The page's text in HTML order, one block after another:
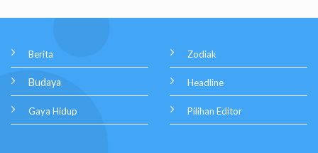
Berita
Budaya
Gaya Hidup
Zodiak
Headline
Pilihan Editor